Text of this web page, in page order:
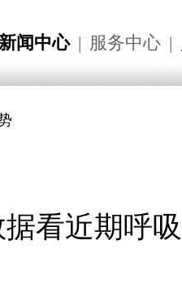
闻中心 | 服务中心 |
看近期呼